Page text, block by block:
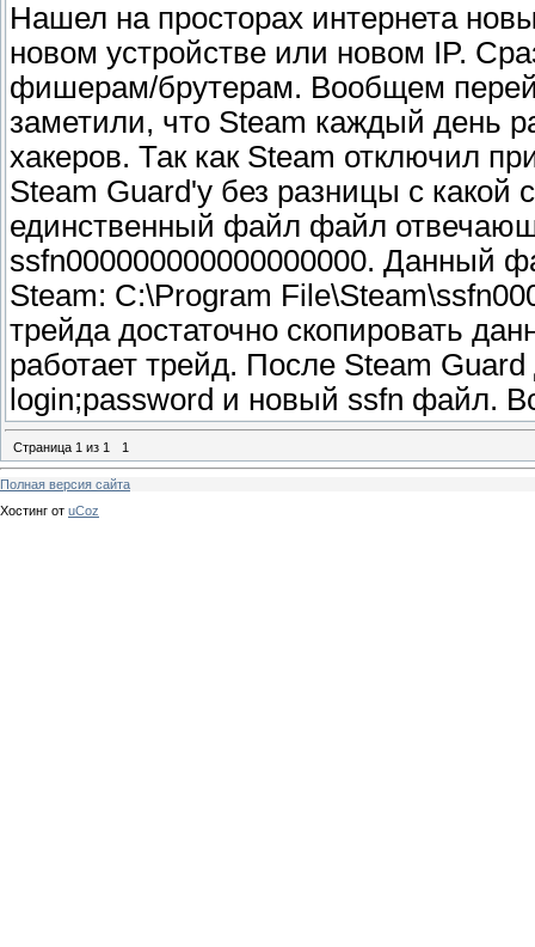
Нашел на просторах интернета
новом устройстве или новом IP.
фишерам/брутерам. Вообщем
заметили, что Steam каждый день
хакеров. Так как Steam отключил
Steam Guard'y без разницы с какой
единственный файл файл
ssfn000000000000000000. Данный
Steam: C:\Program
трейда достаточно скопировать
работает трейд. После Steam
login;password и новый ssfn файл.
Страница 1 из 1 1
Полная версия сайта
Хостинг от uCoz